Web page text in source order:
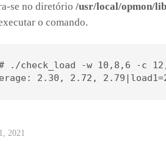
se no diretório /usr/local/opmon/
o comando.
./check_load -w 10,8,6 -c
2.30, 2.72,
2021